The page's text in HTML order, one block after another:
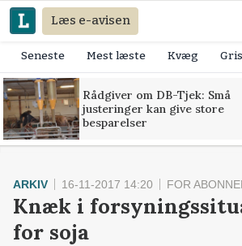
Læs e-avisen
Seneste Mest læste Kvæg
Rådgiver om DB-Tjek: Små
justeringer kan give store
besparelser
ARKIV 16-11-2017 14:20 FOR
Knæk i
for soja